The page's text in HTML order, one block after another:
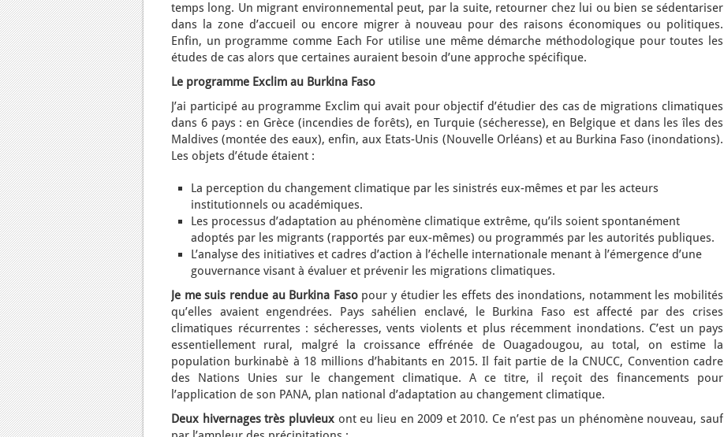
temps long. Un migrant environnemental peut, par la suite, retourner chez lui ou bien se sédentariser
dans la zone d’accueil ou encore migrer à nouveau pour des raisons économiques ou politiques.
Enfin, un programme comme Each For utilise une même démarche méthodologique pour toutes les
études de cas alors que certaines auraient besoin d’une approche spécifique.
Le programme Exclim au Burkina Faso
J’ai participé au programme Exclim qui avait pour objectif d’étudier des cas de migrations climatiques
dans 6 pays : en Grèce (incendies de forêts), en Turquie (sécheresse), en Belgique et dans les îles des
Maldives (montée des eaux), enfin, aux Etats-Unis (Nouvelle Orléans) et au Burkina Faso (inondations).
Les objets d’étude étaient :
La perception du changement climatique par les sinistrés eux-mêmes et par les acteurs
institutionnels ou académiques.
Les processus d’adaptation au phénomène climatique extrême, qu’ils soient spontanément
adoptés par les migrants (rapportés par eux-mêmes) ou programmés par les autorités publiques.
L’analyse des initiatives et cadres d’action à l’échelle internationale menant à l’émergence d’une
gouvernance visant à évaluer et prévenir les migrations climatiques.
Je me suis rendue au Burkina Fasopour y étudier les effets des inondations, notamment les mobilités
qu’elles avaient engendrées. Pays sahélien enclavé, le Burkina Faso est affecté par des crises
climatiques récurrentes : sécheresses, vents violents et plus récemment inondations. C’est un pays
essentiellement rural, malgré la croissance effrénée de Ouagadougou, au total, on estime la
population burkinabè à 18 millions d’habitants en 2015. Il fait partie de la CNUCC, Convention cadre
des Nations Unies sur le changement climatique. A ce titre, il reçoit des financements pour
l’application de son PANA, plan national d’adaptation au changement climatique.
Deux hivernages très pluvieuxont eu lieu en 2009 et 2010. Ce n’est pas un phénomène nouveau, sauf